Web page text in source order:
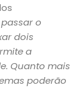
o
dois
a
Quanto mais
poderão